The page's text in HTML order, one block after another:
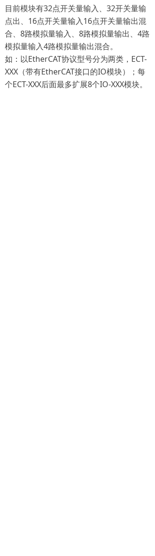
目前模块有32点开关量输入、32开关量输
点出、16点开关量输入16点开关量输出混
合、8路模拟量输入、8路模拟量输出、4路
模拟量输入4路模拟量输出混合。
如：以EtherCAT协议型号分为两类，ECT-
XXX（带有EtherCAT接口的IO模块）；每
个ECT-XXX后面最多扩展8个IO-XXX模块。